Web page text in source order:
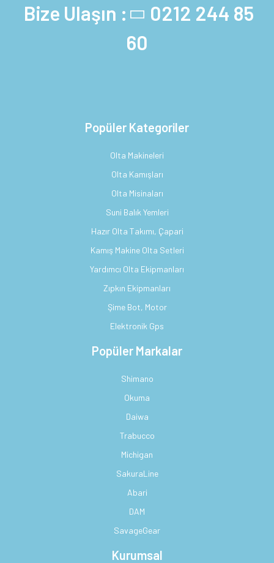
Bize Ulaşın : 0212 244 85
60
Popüler Kategoriler
Olta Makineleri
Olta Kamışları
Olta Misinaları
Suni Balık Yemleri
Hazır Olta Takımı, Çapari
Kamış Makine Olta Setleri
Yardımcı Olta Ekipmanları
Zıpkın Ekipmanları
Şime Bot, Motor
Elektronik Gps
Popüler Markalar
Shimano
Okuma
Daiwa
Trabucco
Michigan
SakuraLine
Abari
DAM
SavageGear
Kurumsal